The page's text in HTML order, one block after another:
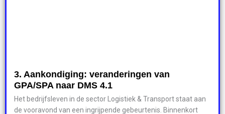
3. Aankondiging: veranderingen van
GPA/SPA naar DMS 4.1
Het bedrijfsleven in de sector Logistiek & Transport staat aan
de vooravond van een ingrijpende gebeurtenis. Binnenkort